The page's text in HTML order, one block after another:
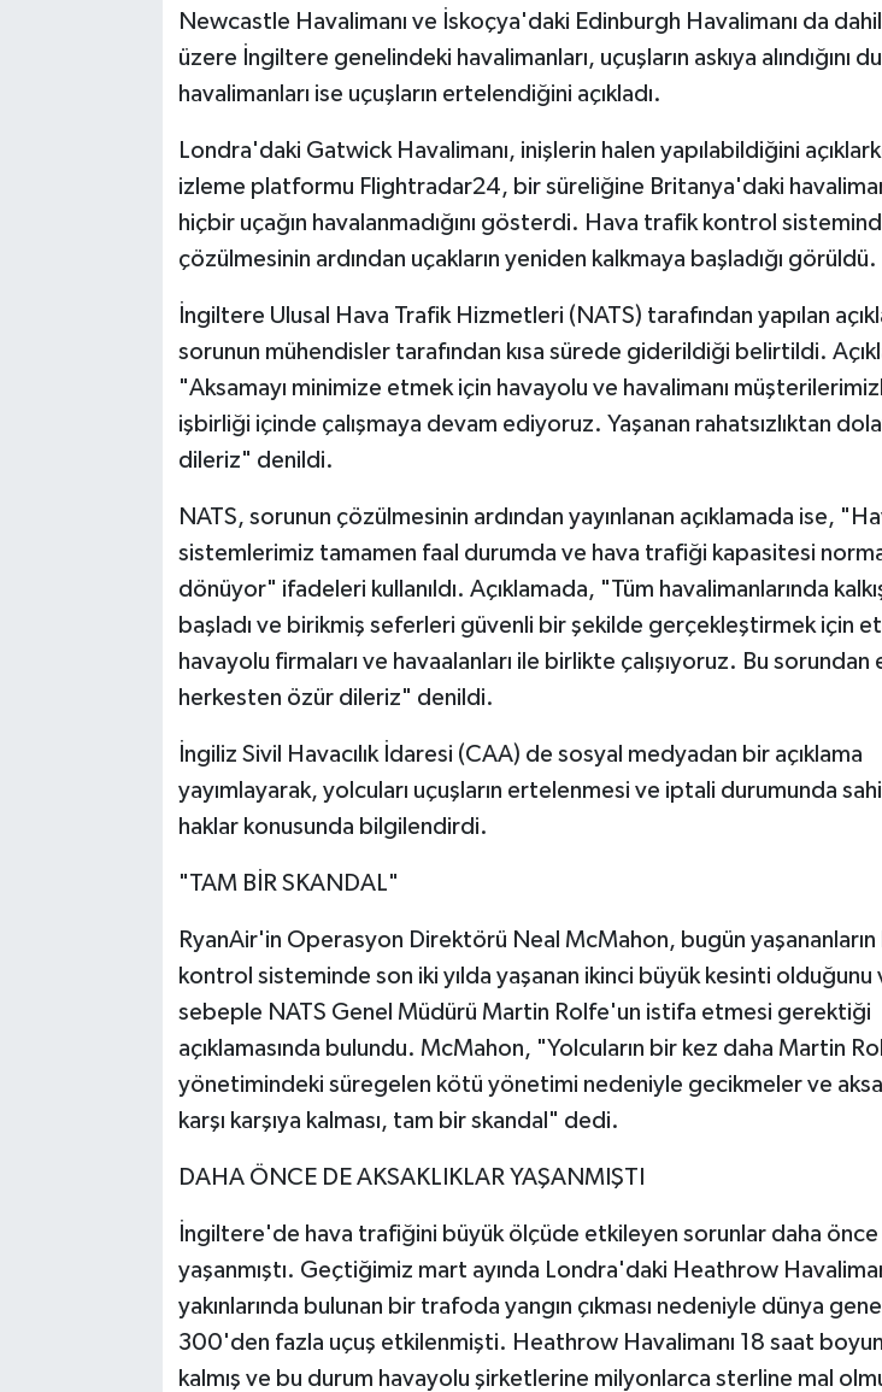
Newcastle Havalimanı ve İskoçya'daki Edinburgh Havalimanı da
üzere İngiltere genelindeki havalimanları, uçuşların askıya alındığını
havalimanları ise uçuşların ertelendiğini açıkladı.
Londra'daki Gatwick Havalimanı, inişlerin halen yapılabildiğini
izleme platformu Flightradar24, bir süreliğine Britanya'daki
hiçbir uçağın havalanmadığını gösterdi. Hava trafik kontrol
çözülmesinin ardından uçakların yeniden kalkmaya başladığı görüldü.
İngiltere Ulusal Hava Trafik Hizmetleri (NATS) tarafından yapılan
sorunun mühendisler tarafından kısa sürede giderildiği belirtildi.
"Aksamayı minimize etmek için havayolu ve havalimanı
işbirliği içinde çalışmaya devam ediyoruz. Yaşanan rahatsızlıktan
dileriz" denildi.
NATS, sorunun çözülmesinin ardından yayınlanan açıklamada ise,
sistemlerimiz tamamen faal durumda ve hava trafiği kapasitesi
dönüyor" ifadeleri kullanıldı. Açıklamada, "Tüm havalimanlarında
başladı ve birikmiş seferleri güvenli bir şekilde gerçekleştirmek için
havayolu firmaları ve havaalanları ile birlikte çalışıyoruz. Bu sorundan
herkesten özür dileriz" denildi.
İngiliz Sivil Havacılık İdaresi (CAA) de sosyal medyadan bir açıklama
yayımlayarak, yolcuları uçuşların ertelenmesi ve iptali durumunda
haklar konusunda bilgilendirdi.
"TAM BİR SKANDAL"
RyanAir'in Operasyon Direktörü Neal McMahon, bugün
kontrol sisteminde son iki yılda yaşanan ikinci büyük kesinti olduğunu
sebeple NATS Genel Müdürü Martin Rolfe'un istifa etmesi gerektiği
açıklamasında bulundu. McMahon, "Yolcuların bir kez daha Martin
yönetimindeki süregelen kötü yönetimi nedeniyle gecikmeler ve
karşı karşıya kalması, tam bir skandal" dedi.
DAHA ÖNCE DE AKSAKLIKLAR YAŞANMIŞTI
İngiltere'de hava trafiğini büyük ölçüde etkileyen sorunlar daha
yaşanmıştı. Geçtiğimiz mart ayında Londra'daki Heathrow
yakınlarında bulunan bir trafoda yangın çıkması nedeniyle dünya
300'den fazla uçuş etkilenmişti. Heathrow Havalimanı 18 saat
kalmış ve bu durum havayolu şirketlerine milyonlarca sterline mal